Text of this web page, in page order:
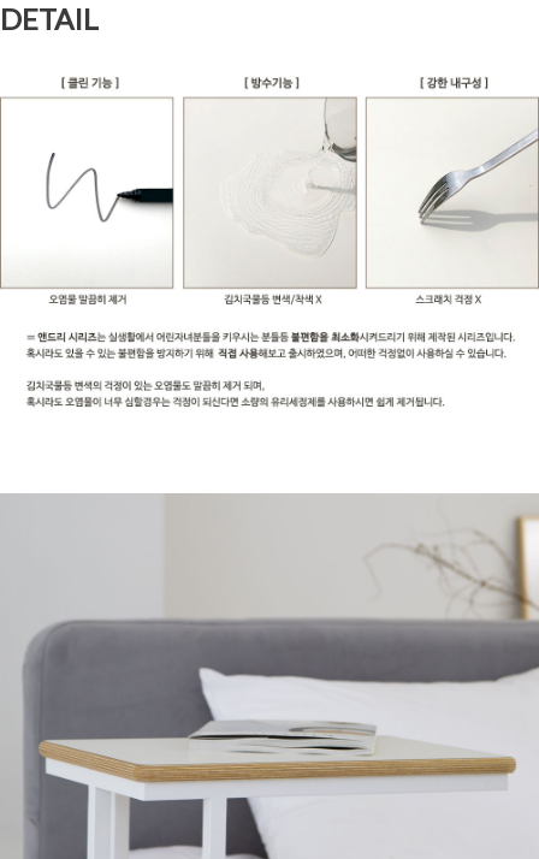
DETAIL